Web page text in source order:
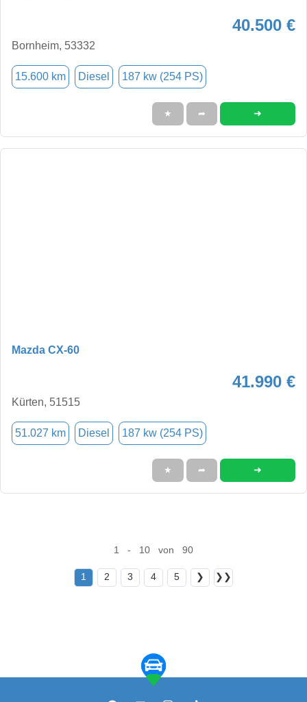
40.500 €
Bornheim, 53332
15.600 km Diesel 187 kw (254 PS)
★ ➦ ➜
Mazda CX-60
41.990 €
Kürten, 51515
51.027 km Diesel 187 kw (254 PS)
★ ➦ ➜
1 - 10 von 90
1 2 3 4 5 ❯ ❯❯